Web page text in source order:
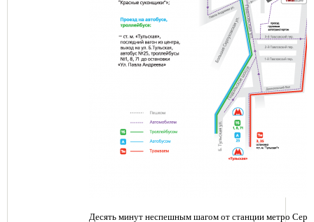
Десять минут неспешным шагом от станции метро